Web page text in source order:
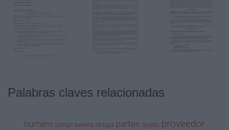
cancelación.
Presupuesto.
presenten
Palabras claves relacionadas
numero compraventa obliga partes objeto proveedor